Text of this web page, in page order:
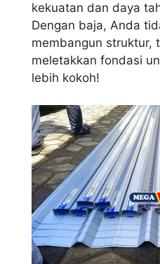
kekuatan dan daya
Dengan baja, Anda
membangun struktur,
meletakkan fondasi
lebih kokoh!